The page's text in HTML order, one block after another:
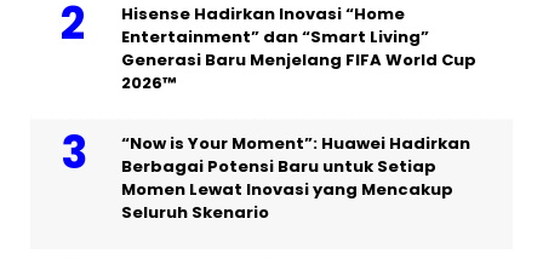
Hisense Hadirkan Inovasi “Home
Entertainment” dan “Smart Living”
Generasi Baru Menjelang FIFA World Cup
2026™
“Now is Your Moment”: Huawei Hadirkan
Berbagai Potensi Baru untuk Setiap
Momen Lewat Inovasi yang Mencakup
Seluruh Skenario